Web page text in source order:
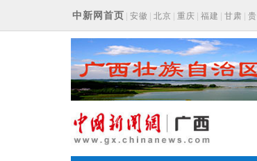
中新网首页 安徽 北京 重庆 福建 甘肃